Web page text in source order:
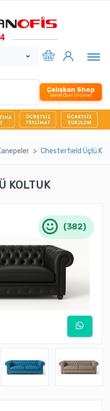
Çalışkan Shop
Webe Özel Ürünler
Chesterfıeld Üçlü
KOLTUK
(382)